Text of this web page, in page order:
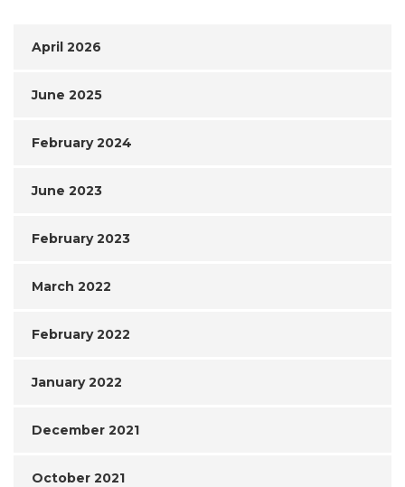
April 2026
June 2025
February 2024
June 2023
February 2023
March 2022
February 2022
January 2022
December 2021
October 2021